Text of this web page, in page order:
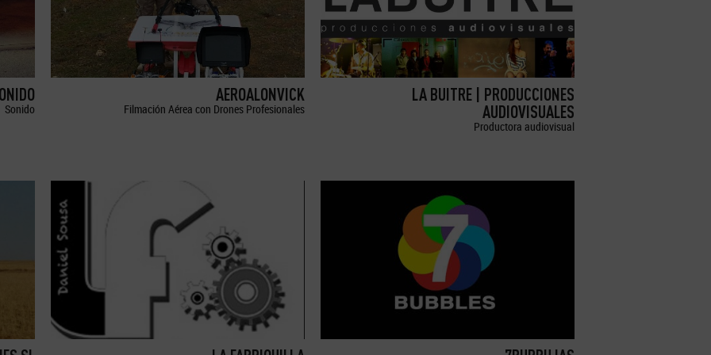
Sonido
AEROALONVICK
Filmación Aérea con Drones Profesionales
LA BUITRE | PRODUCCIONES
AUDIOVISUALES
Productora audiovisual